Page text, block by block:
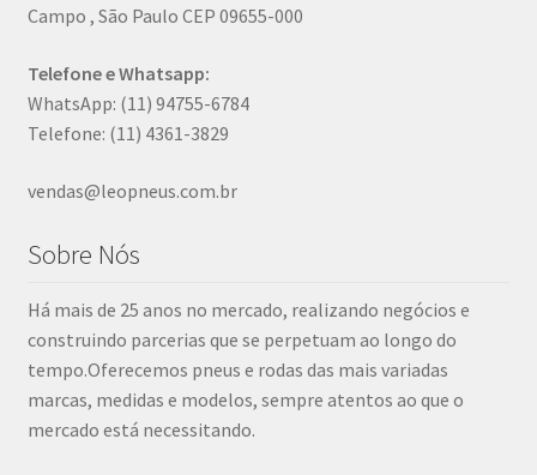
Campo , São Paulo CEP 09655-000
Telefone e Whatsapp:
WhatsApp: (11) 94755-6784
Telefone: (11) 4361-3829
vendas@leopneus.com.br
Sobre Nós
Há mais de 25 anos no mercado, realizando negócios e
construindo parcerias que se perpetuam ao longo do
tempo.Oferecemos pneus e rodas das mais variadas
marcas, medidas e modelos, sempre atentos ao que o
mercado está necessitando.